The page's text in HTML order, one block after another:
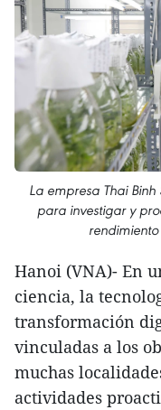
La empresa Thai
para investigar y
Hanoi (VNA)- En
ciencia, la
transformación
vinculadas a los
muchas
actividades